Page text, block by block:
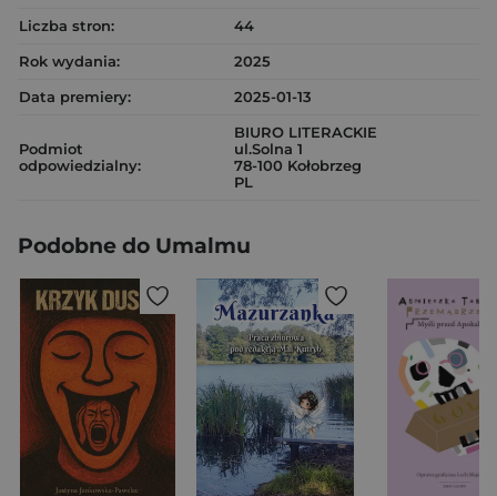
Liczba stron:
44
Rok wydania:
2025
Data premiery:
2025-01-13
Podmiot
odpowiedzialny:
BIURO LITERACKIE
ul.Solna 1
78-100 Kołobrzeg
PL
Podobne do Umalmu